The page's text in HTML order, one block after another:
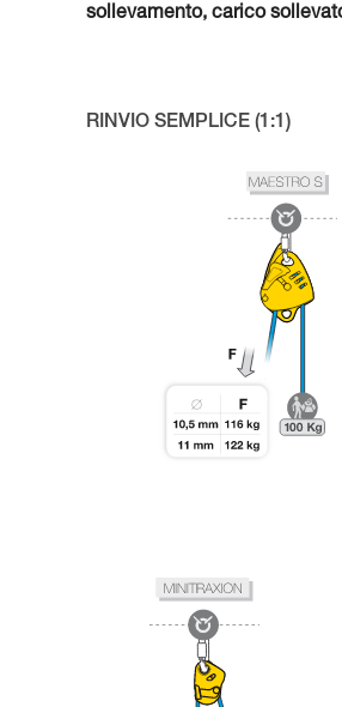
sollevamento, carico
RINVIO SEMPLICE (1:1)